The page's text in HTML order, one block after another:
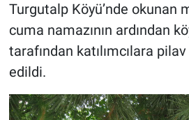
Turgutalp Köyü’nde okunan
cuma namazının ardından
tarafından katılımcılara
edildi.